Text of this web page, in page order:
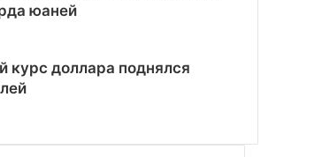
юаней
курс доллара поднялся